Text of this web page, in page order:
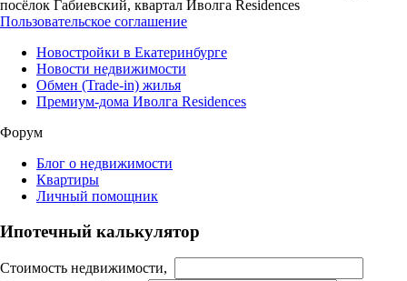
посёлок Габиевский, квартал Иволга Residences
Пользовательское соглашение
Новостройки в Екатеринбурге
Новости недвижимости
Обмен (Trade-in) жилья
Премиум-дома Иволга Residences
Форум
Блог о недвижимости
Квартиры
Личный помощник
Ипотечный калькулятор
Стоимость недвижимости,